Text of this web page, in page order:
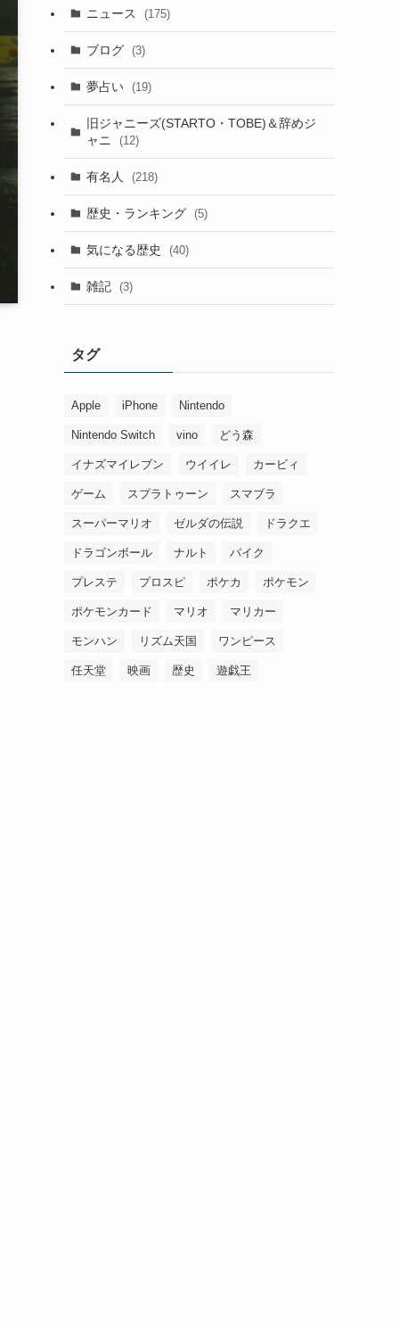
ニュース (175)
ブログ (3)
夢占い (19)
旧ジャニーズ(STARTO・TOBE)＆辞めジ
ャニ
(12)
有名人 (218)
歴史・ランキング (5)
気になる歴史 (40)
雑記 (3)
タグ
Apple iPhone Nintendo
Nintendo Switch vino どう森
イナズマイレブン ウイイレ カービィ
ゲーム スプラトゥーン スマブラ
スーパーマリオ ゼルダの伝説 ドラクエ
ドラゴンボール ナルト バイク
プレステ プロスピ ポケカ ポケモン
ポケモンカード マリオ マリカー
モンハン リズム天国 ワンピース
任天堂 映画 歴史 遊戯王